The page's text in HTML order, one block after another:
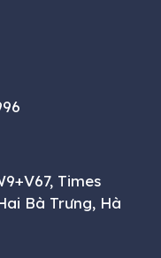
Times
Bà Trưng, Hà